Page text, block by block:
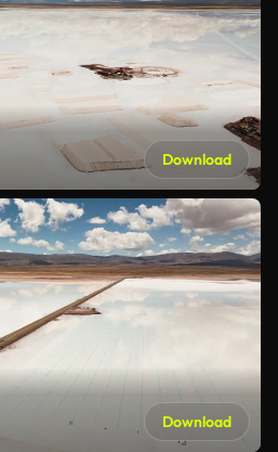
Download
Download